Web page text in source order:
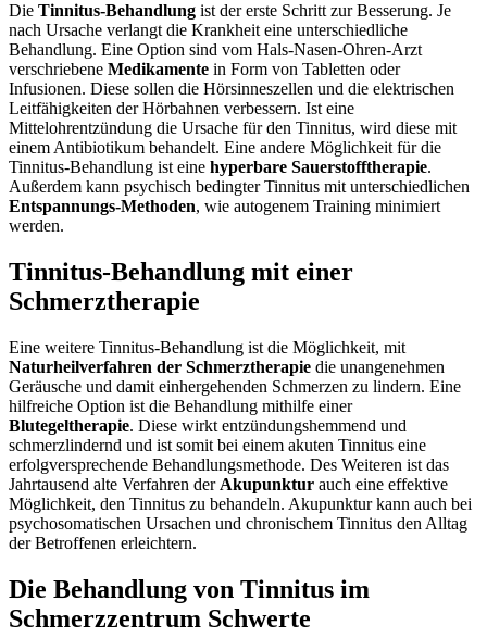
Die Tinnitus-Behandlung ist der erste Schritt zur Besserung. Je
nach Ursache verlangt die Krankheit eine unterschiedliche
Behandlung. Eine Option sind vom Hals-Nasen-Ohren-Arzt
verschriebene Medikamente in Form von Tabletten oder
Infusionen. Diese sollen die Hörsinneszellen und die elektrischen
Leitfähigkeiten der Hörbahnen verbessern. Ist eine
Mittelohrentzündung die Ursache für den Tinnitus, wird diese mit
einem Antibiotikum behandelt. Eine andere Möglichkeit für die
Tinnitus-Behandlung ist eine hyperbare Sauerstofftherapie.
Außerdem kann psychisch bedingter Tinnitus mit unterschiedlichen
Entspannungs-Methoden, wie autogenem Training minimiert
werden.
Tinnitus-Behandlung mit einer
Schmerztherapie
Eine weitere Tinnitus-Behandlung ist die Möglichkeit, mit
Naturheilverfahren der Schmerztherapie die unangenehmen
Geräusche und damit einhergehenden Schmerzen zu lindern. Eine
hilfreiche Option ist die Behandlung mithilfe einer
Blutegeltherapie. Diese wirkt entzündungshemmend und
schmerzlindernd und ist somit bei einem akuten Tinnitus eine
erfolgversprechende Behandlungsmethode. Des Weiteren ist das
Jahrtausend alte Verfahren der Akupunktur auch eine effektive
Möglichkeit, den Tinnitus zu behandeln. Akupunktur kann auch bei
psychosomatischen Ursachen und chronischem Tinnitus den Alltag
der Betroffenen erleichtern.
Die Behandlung von Tinnitus im
Schmerzzentrum Schwerte